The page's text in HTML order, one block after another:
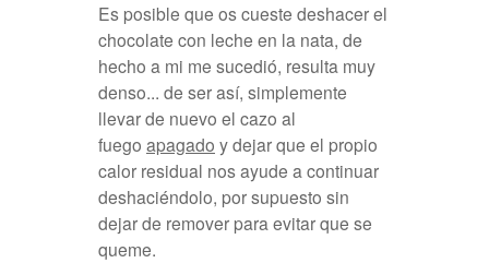
Es posible que os cueste deshacer el
chocolate con leche en la nata, de
hecho a mi me sucedió, resulta muy
denso... de ser así, simplemente
llevar de nuevo el cazo al
fuego apagado y dejar que el propio
calor residual nos ayude a continuar
deshaciéndolo, por supuesto sin
dejar de remover para evitar que se
queme.